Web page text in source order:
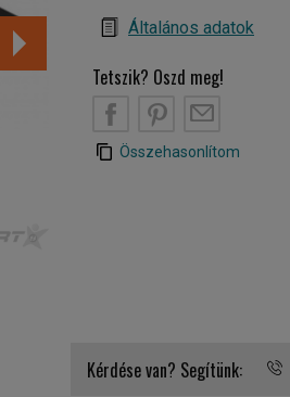
Általános adatok
Tetszik? Oszd meg!
Összehasonlítom
Kérdése van? Segítünk: